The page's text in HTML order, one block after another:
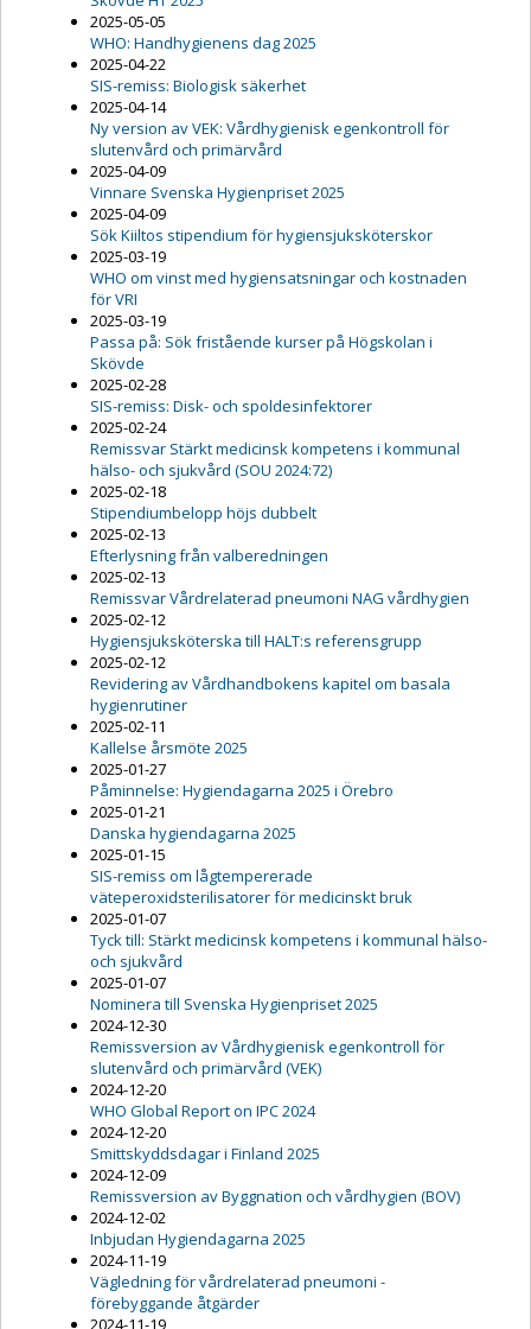
2025-05-05
WHO: Handhygienens dag 2025
2025-04-22
SIS-remiss: Biologisk säkerhet
2025-04-14
Ny version av VEK: Vårdhygienisk egenkontroll för
slutenvård och primärvård
2025-04-09
Vinnare Svenska Hygienpriset 2025
2025-04-09
Sök Kiiltos stipendium för hygiensjuksköterskor
2025-03-19
WHO om vinst med hygiensatsningar och kostnaden
för VRI
2025-03-19
Passa på: Sök fristående kurser på Högskolan i
Skövde
2025-02-28
SIS-remiss: Disk- och spoldesinfektorer
2025-02-24
Remissvar Stärkt medicinsk kompetens i kommunal
hälso- och sjukvård (SOU 2024:72)
2025-02-18
Stipendiumbelopp höjs dubbelt
2025-02-13
Efterlysning från valberedningen
2025-02-13
Remissvar Vårdrelaterad pneumoni NAG vårdhygien
2025-02-12
Hygiensjuksköterska till HALT:s referensgrupp
2025-02-12
Revidering av Vårdhandbokens kapitel om basala
hygienrutiner
2025-02-11
Kallelse årsmöte 2025
2025-01-27
Påminnelse: Hygiendagarna 2025 i Örebro
2025-01-21
Danska hygiendagarna 2025
2025-01-15
SIS-remiss om lågtempererade
väteperoxidsterilisatorer för medicinskt bruk
2025-01-07
Tyck till: Stärkt medicinsk kompetens i kommunal hälso-
och sjukvård
2025-01-07
Nominera till Svenska Hygienpriset 2025
2024-12-30
Remissversion av Vårdhygienisk egenkontroll för
slutenvård och primärvård (VEK)
2024-12-20
WHO Global Report on IPC 2024
2024-12-20
Smittskyddsdagar i Finland 2025
2024-12-09
Remissversion av Byggnation och vårdhygien (BOV)
2024-12-02
Inbjudan Hygiendagarna 2025
2024-11-19
Vägledning för vårdrelaterad pneumoni -
förebyggande åtgärder
2024-11-19